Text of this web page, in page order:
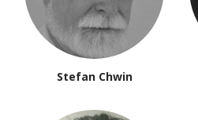
Stefan Chwin